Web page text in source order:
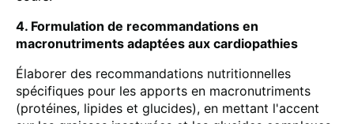
4. Formulation de recommandations en
macronutriments adaptées aux cardiopathies
Élaborer des recommandations nutritionnelles
spécifiques pour les apports en macronutriments
(protéines, lipides et glucides), en mettant l'accent